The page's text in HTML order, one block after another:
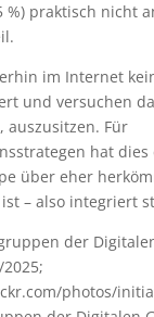
%) praktisch nicht
im Internet
und versuchen
auszusitzen. Für
hat dies
über eher
– also integriert